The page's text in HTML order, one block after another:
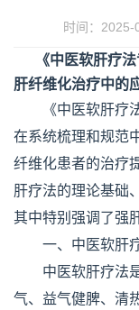
时间：
《中医软肝疗法
肝纤维化治疗中的
《中医软肝疗
在系统梳理和规范
纤维化患者的治疗
肝疗法的理论基础
其中特别强调了强
一、中医软肝
中医软肝疗法
气、益气健脾、清